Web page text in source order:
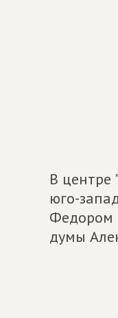
В центре
юго-
Федором
думы